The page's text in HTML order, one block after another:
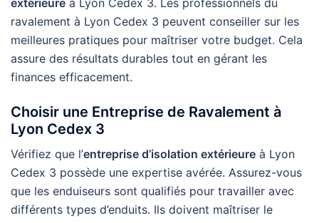
extérieure à Lyon Cedex 3. Les professionnels du
ravalement à Lyon Cedex 3 peuvent conseiller sur les
meilleures pratiques pour maîtriser votre budget. Cela
assure des résultats durables tout en gérant les
finances efficacement.
Choisir une Entreprise de Ravalement à
Lyon Cedex 3
Vérifiez que l’entreprise d’isolation extérieure à Lyon
Cedex 3 possède une expertise avérée. Assurez-vous
que les enduiseurs sont qualifiés pour travailler avec
différents types d’enduits. Ils doivent maîtriser le